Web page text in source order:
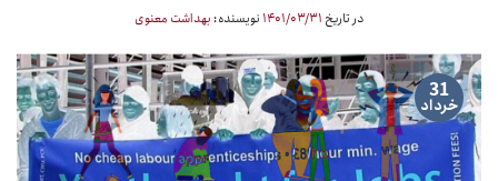
در تاریخ ۱۴۰۱/۰۳/۳۱ نویسنده: بهداشت معنوی
31
خرداد